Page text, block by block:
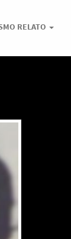
RELATO